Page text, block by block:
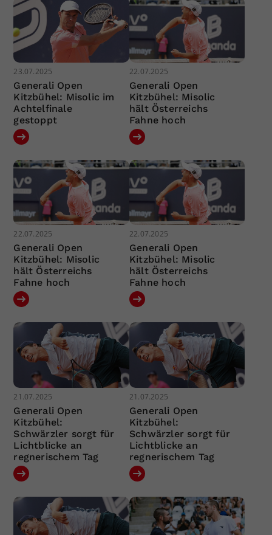
23.07.2025
Generali Open
Kitzbühel: Misolic im
Achtelfinale
gestoppt
22.07.2025
Generali Open
Kitzbühel: Misolic
hält Österreichs
Fahne hoch
22.07.2025
Generali Open
Kitzbühel: Misolic
hält Österreichs
Fahne hoch
22.07.2025
Generali Open
Kitzbühel: Misolic
hält Österreichs
Fahne hoch
21.07.2025
Generali Open
Kitzbühel:
Schwärzler sorgt für
Lichtblicke an
regnerischem Tag
21.07.2025
Generali Open
Kitzbühel:
Schwärzler sorgt für
Lichtblicke an
regnerischem Tag